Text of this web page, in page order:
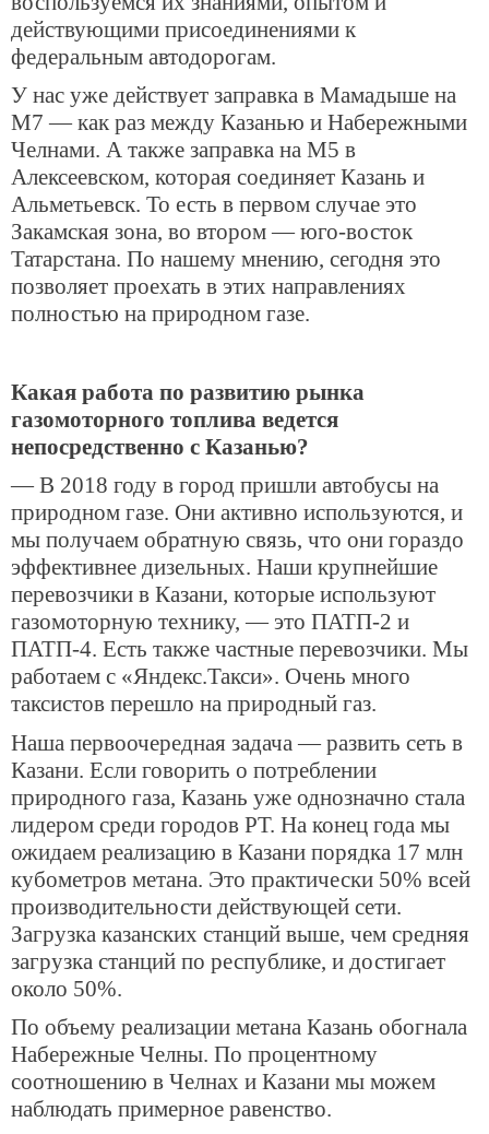
действующими присоединениями к
федеральным автодорогам.
У нас уже действует заправка в Мамадыше на
М7 — как раз между Казанью и Набережными
Челнами. А также заправка на М5 в
Алексеевском, которая соединяет Казань и
Альметьевск. То есть в первом случае это
Закамская зона, во втором — юго-восток
Татарстана. По нашему мнению, сегодня это
позволяет проехать в этих направлениях
полностью на природном газе.
Какая работа по развитию рынка
газомоторного топлива ведется
непосредственно с Казанью?
— В 2018 году в город пришли автобусы на
природном газе. Они активно используются, и
мы получаем обратную связь, что они гораздо
эффективнее дизельных. Наши крупнейшие
перевозчики в Казани, которые используют
газомоторную технику, — это ПАТП-2 и
ПАТП-4. Есть также частные перевозчики. Мы
работаем с «Яндекс.Такси». Очень много
таксистов перешло на природный газ.
Наша первоочередная задача — развить сеть в
Казани. Если говорить о потреблении
природного газа, Казань уже однозначно стала
лидером среди городов РТ. На конец года мы
ожидаем реализацию в Казани порядка 17 млн
кубометров метана. Это практически 50% всей
производительности действующей сети.
Загрузка казанских станций выше, чем средняя
загрузка станций по республике, и достигает
около 50%.
По объему реализации метана Казань обогнала
Набережные Челны. По процентному
соотношению в Челнах и Казани мы можем
наблюдать примерное равенство.